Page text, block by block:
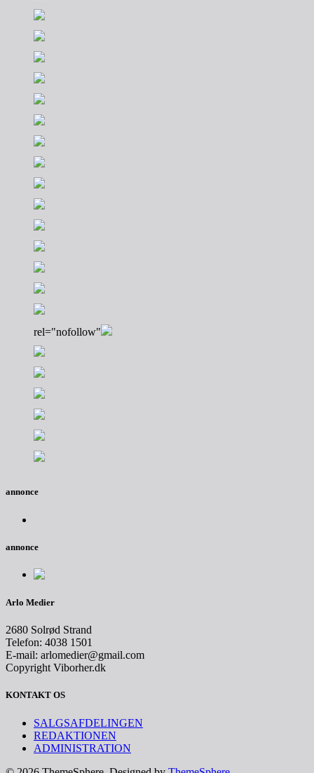
rel="nofollow"
annonce
annonce
Arlo Medier
2680 Solrød Strand
Telefon: 4038 1501
E-mail: arlomedier@gmail.com
Copyright Viborher.dk
KONTAKT OS
SALGSAFDELINGEN
REDAKTIONEN
ADMINISTRATION